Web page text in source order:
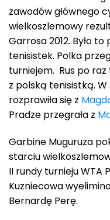
zawodów głównego
wielkoszlemowy
Garrosa 2012. Było
tenisistek. Polka
turniejem. Rus po
z polską tenisistką.
rozprawiła się z
Pradze przegrała z
Garbine Muguruza
starciu
II rundy turnieju WTA
Kuzniecowa
Bernardę Perę.